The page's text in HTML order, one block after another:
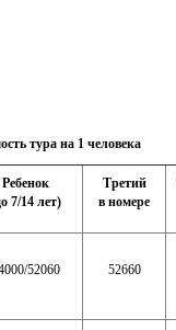
тура на 1 человека
Ребенок
7/14 лет)
Третий
в номере
52060 52660